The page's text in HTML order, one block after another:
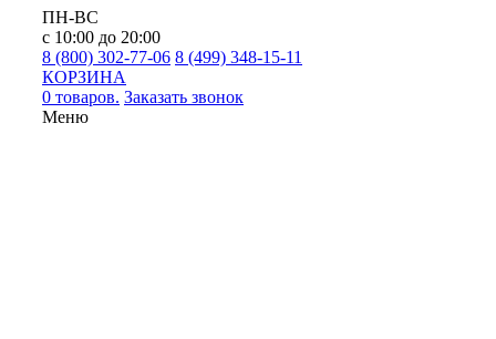
ПН-ВС
с 10:00 до 20:00
8 (800) 302-77-06 8 (499) 348-15-11
КОРЗИНА
0 товаров. Заказать звонок
Меню